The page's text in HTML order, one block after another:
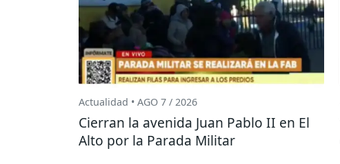
Actualidad • AGO 7 / 2026
Cierran la avenida Juan Pablo II en El
Alto por la Parada Militar